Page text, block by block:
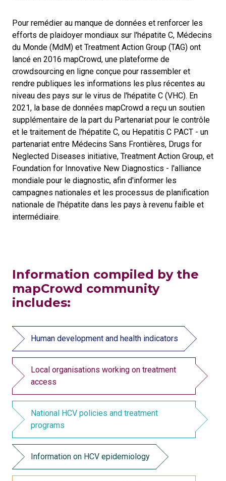
Pour remédier au manque de données et renforcer les
efforts de plaidoyer mondiaux sur l'hépatite C, Médecins
du Monde (MdM) et Treatment Action Group (TAG) ont
lancé en 2016 mapCrowd, une plateforme de
crowdsourcing en ligne conçue pour rassembler et
rendre publiques les informations les plus récentes au
niveau des pays sur le virus de l'hépatite C (VHC). En
2021, la base de données mapCrowd a reçu un soutien
supplémentaire de la part du Partenariat pour le contrôle
et le traitement de l'hépatite C, ou Hepatitis C PACT - un
partenariat entre Médecins Sans Frontières, Drugs for
Neglected Diseases initiative, Treatment Action Group, et
Foundation for Innovative New Diagnostics - l'alliance
mondiale pour le diagnostic, afin d'informer les
campagnes nationales et les processus de planification
nationale de l'hépatite dans les pays à revenu faible et
intermédiaire.
Information compiled by the
mapCrowd community
includes:
Human development and health indicators
Local organisations working on treatment
access
National HCV policies and treatment
programs
Information on HCV epidemiology